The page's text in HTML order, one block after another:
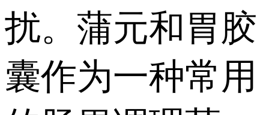
扰。蒲元和胃胶
囊作为一种常用